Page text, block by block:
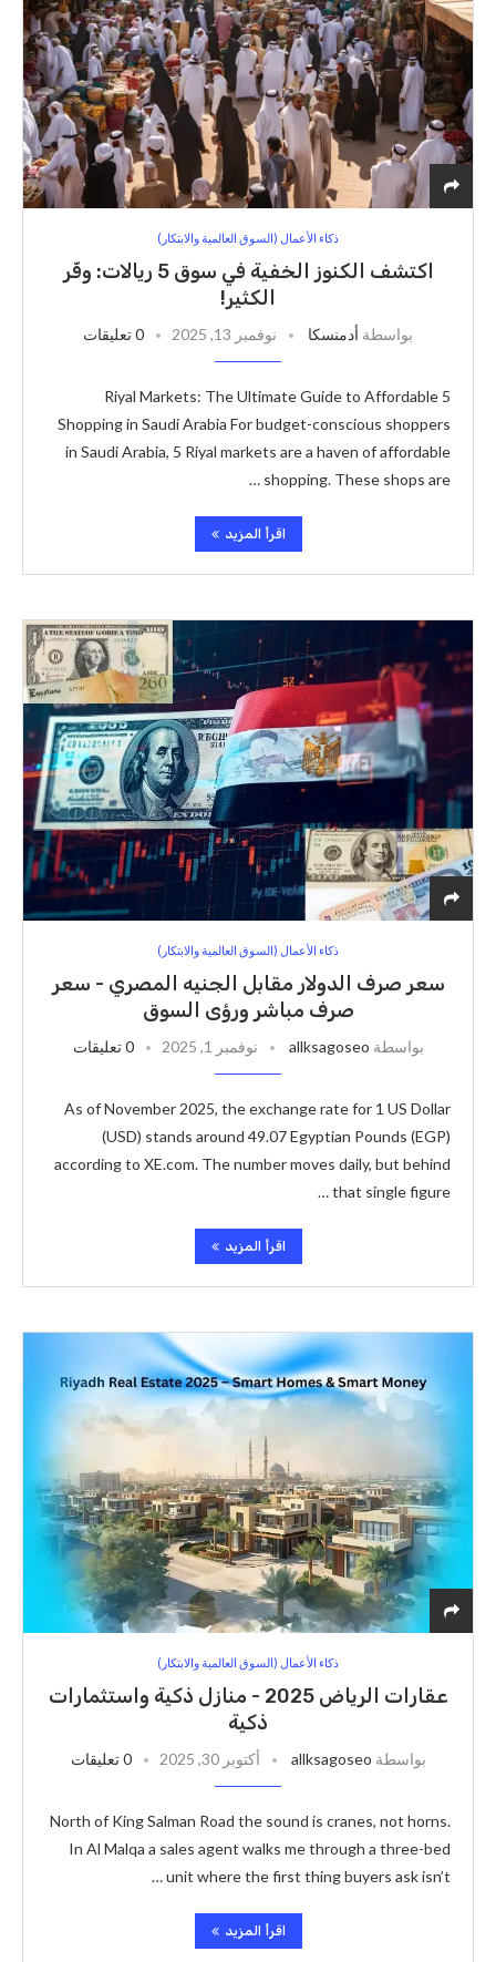
ذكاء الأعمال (السوق العالمية والابتكار)
اكتشف الكنوز الخفية في سوق 5 ريالات: وفّر
الكثير!
بواسطة أدمنسكا نوفمبر 13, 2025 0 تعليقات
5 Riyal Markets: The Ultimate Guide to Affordable
Shopping in Saudi Arabia For budget-conscious shoppers
in Saudi Arabia, 5 Riyal markets are a haven of affordable
shopping. These shops are …
اقرأ المزيد
ذكاء الأعمال (السوق العالمية والابتكار)
سعر صرف الدولار مقابل الجنيه المصري - سعر
صرف مباشر ورؤى السوق
بواسطة allksagoseo نوفمبر 1, 2025 0 تعليقات
As of November 2025, the exchange rate for 1 US Dollar
(USD) stands around 49.07 Egyptian Pounds (EGP)
according to XE.com. The number moves daily, but behind
that single figure …
اقرأ المزيد
ذكاء الأعمال (السوق العالمية والابتكار)
عقارات الرياض 2025 - منازل ذكية واستثمارات
ذكية
بواسطة allksagoseo أكتوبر 30, 2025 0 تعليقات
North of King Salman Road the sound is cranes, not horns.
In Al Malqa a sales agent walks me through a three-bed
unit where the first thing buyers ask isn’t …
اقرأ المزيد